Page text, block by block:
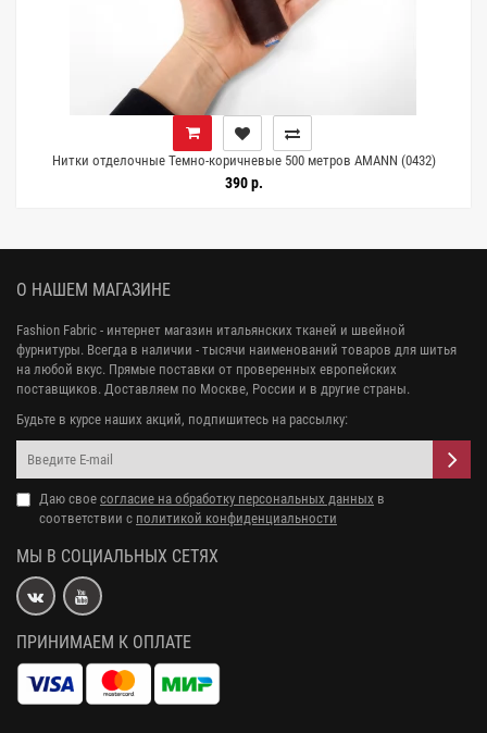
Нитки отделочные Темно-коричневые 500 метров AMANN (0432)
14022519
390 р.
О НАШЕМ МАГАЗИНЕ
Fashion Fabric - интернет магазин итальянских тканей и швейной
фурнитуры. Всегда в наличии - тысячи наименований товаров для шитья
на любой вкус. Прямые поставки от проверенных европейских
поставщиков. Доставляем по Москве, России и в другие страны.
Будьте в курсе наших акций, подпишитесь на рассылку:
Даю свое согласие на обработку персональных данных в
соответствии с политикой конфиденциальности
МЫ В СОЦИАЛЬНЫХ СЕТЯХ
ПРИНИМАЕМ К ОПЛАТЕ